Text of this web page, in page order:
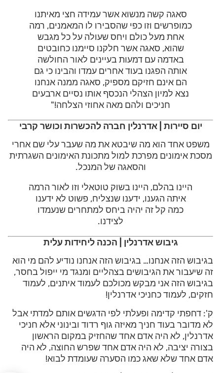
סאגה קשה מנשוא אשר עמידה חצי מאיתנו
כמופרשים וזו כפי שהסבירו לו המאמנים, רמה
אחת מעל כולם ויחס שעולה על כל מגבש
שהוא, סאגה אשר חלקנו סיימנו כחובטים
באדמה עם דמעות בעיינים לאור החולשה
אותה הפגנו בעוד אחרים עמדו והבינו כי גם
הם אינם חזיקם מספיק, סאגה ממנה אנחנו
נצא למיון הצהלי הנכסף אותו נסיים ארבעים
חניכים ולהם מאה אחוזי הצלחה!"
יום סיירות | אדרנלין חברה להכשרות וכושר קרבי
משפט אחד הוא מה שיבטא את מה שעבר עלי שם אחרי
מסכת אימונים מפרכת למול מתכונת האימונים השגרתית
והסאגה של המנכל.
היינו בהלם, היינו בשוק טוטאלי וזו לאור הרמה
איתה הגענו, ידענו שנצליח, פשוט לא ידענו
כמה קל זה יהיה ביחס למתחרים שנעמדו
לצידנו.
גיבוש אדרנלין | הכנה ליחידות עלית
בגיבוש הזה אנחנו… בגיבוש הזה אנחנו נודיע להם מי הוא
זה שיעבור את הגיבושים בצהליים ומנגד מי ייפול בחסר,
בגיבוש הזה אני מבקש מכולכם לעמוד איתנים, לעמוד
חזקים, לעמוד כחניכי אדרנלין!
ק': דחפתי קדימה ופעלתי לפי הדגשים אותם למדתי אבל
לא מדובר בעוד חניך מאיזה גוף רדוד ובינוני אלא חניכי
אדרנלין, לא היה אדם אחד שהחזיק במקום הראשון
בצורה יציבה, לא היה אדם אחד שפרש החוצה, לא היה
אדם אחד שלא שאג כמו הסערה שעומדת לבוא!